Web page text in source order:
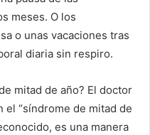
meses. O los
o unas vacaciones tras
diaria sin respiro.
mitad de año? El doctor
el “síndrome de mitad de
es una manera